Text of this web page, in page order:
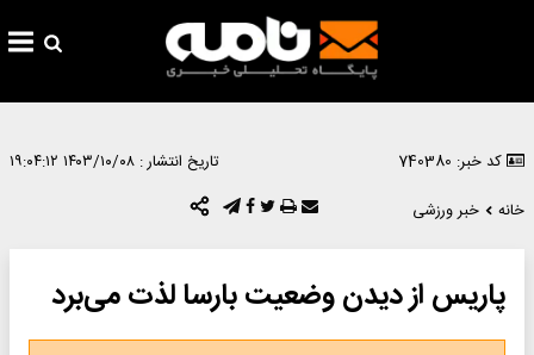
کد خبر: 740380 تاریخ انتشار : ۱۴۰۳/۱۰/۰۸ ۱۹:۰۴:۱۲
خانه
خبر ورزشی
پاریس از دیدن وضعیت بارسا لذت می‌برد